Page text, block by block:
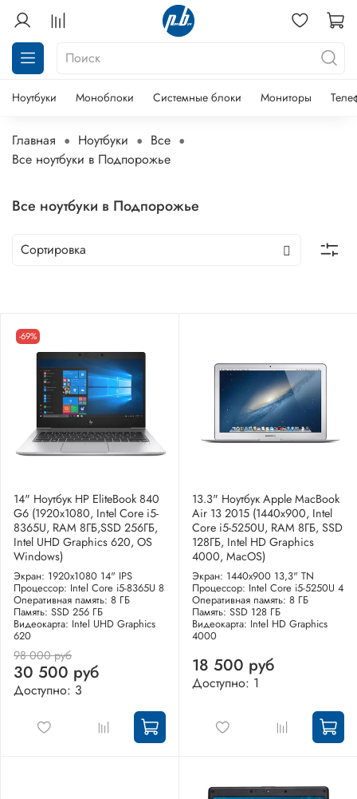
Ноутбуки Моноблоки Системные блоки Мониторы
Главная Ноутбуки
Все
Все ноутбуки в Подпорожье
Все ноутбуки в Подпорожье
-69%
14" Ноутбук HP EliteBook 840
G6 (1920x1080, Intel Core i5-
8365U, RAM 8ГБ,SSD 256ГБ,
Intel UHD Graphics 620, OS
Windows)
Экран: 1920x1080 14" IPS
Процессор: Intel Core i5-8365U 8
Оперативная память: 8 ГБ
Память: SSD 256 ГБ
Видеокарта: Intel UHD Graphics
620
98 000 руб
30 500 руб
Доступно: 3
13.3" Ноутбук Apple MacBook
Air 13 2015 (1440x900, Intel
Core i5-5250U, RAM 8ГБ, SSD
128ГБ, Intel HD Graphics
4000, MacOS)
Экран: 1440x900 13,3" TN
Процессор: Intel Core i5-5250U 4
Оперативная память: 8 ГБ
Память: SSD 128 ГБ
Видеокарта: Intel HD Graphics
4000
18 500 руб
Доступно: 1